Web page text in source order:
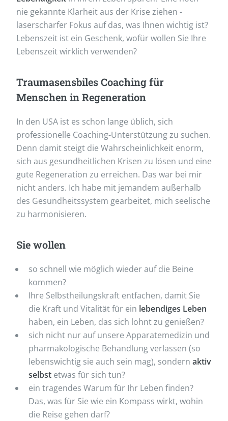
nie gekannte Klarheit aus der Krise ziehen -
laserscharfer Fokus auf das, was Ihnen wichtig ist?
Lebenszeit ist ein Geschenk, wofür wollen Sie Ihre
Lebenszeit wirklich verwenden?
Traumasensbiles Coaching für
Menschen in Regeneration
In den USA ist es schon lange üblich, sich
professionelle Coaching-Unterstützung zu suchen.
Denn damit steigt die Wahrscheinlichkeit enorm,
sich aus gesundheitlichen Krisen zu lösen und eine
gute Regeneration zu erreichen. Das war bei mir
nicht anders. Ich habe mit jemandem außerhalb
des Gesundheitssystem gearbeitet, mich seelische
zu harmonisieren.
Sie wollen
so schnell wie möglich wieder auf die Beine
kommen?
Ihre Selbstheilungskraft entfachen, damit Sie
die Kraft und Vitalität für ein lebendiges Leben
haben, ein Leben, das sich lohnt zu genießen?
sich nicht nur auf unsere Apparatemedizin und
pharmakologische Behandlung verlassen (so
lebenswichtig sie auch sein mag), sondern aktiv
selbst etwas für sich tun?
ein tragendes Warum für Ihr Leben finden?
Das, was für Sie wie ein Kompass wirkt, wohin
die Reise gehen darf?